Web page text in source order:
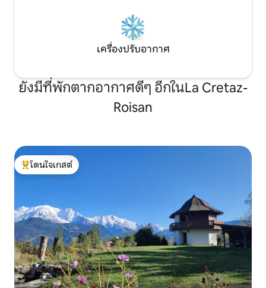
เครื่องปรับอากาศ
ยังมีที่พักตากอากาศดีๆ อีกในLa Cretaz-
Roisan
โดนใจเกสต์ที่สุด
โดนใจเกสต์